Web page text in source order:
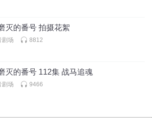
灭的番号 拍摄花絮
剧场 8812
灭的番号 112集 战马追魂
剧场 9466